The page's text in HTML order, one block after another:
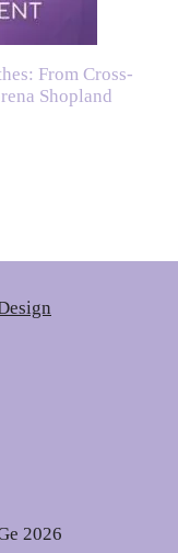
From Cross-
Shopland
2026